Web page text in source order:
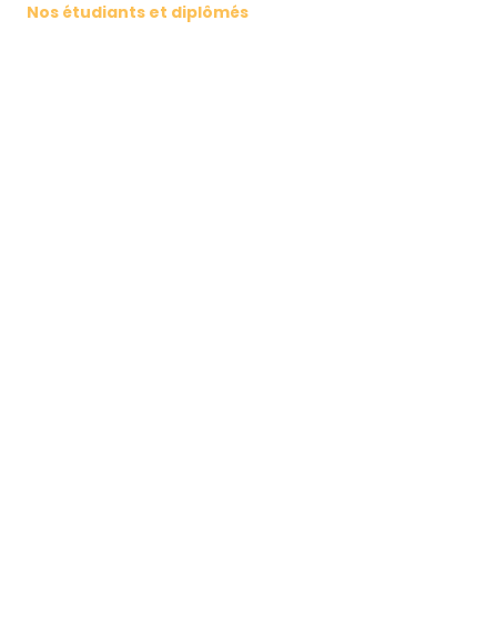
Nos étudiants et diplômés